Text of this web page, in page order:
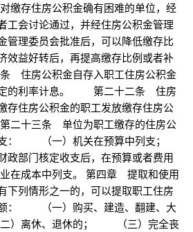
存住房公积金确有困难的单位，经
工会讨论通过，并经住房公积金管理
管理委员会批准后，可以降低缴存比
效益好转后，再提高缴存比例或者补
房公积金自存入职工住房公积金
定的利率计息。 第二十二条 住房
存住房公积金的职工发放缴存住房公
十三条 单位为职工缴存的住房公
： （一）机关在预算中列支；
部门核定收支后，在预算或者费用
成本中列支。 第四章 提取和使用
情形之一的，可以提取职工住房
额： （一）购买、建造、翻建、大
）离休、退休的； （三）完全丧